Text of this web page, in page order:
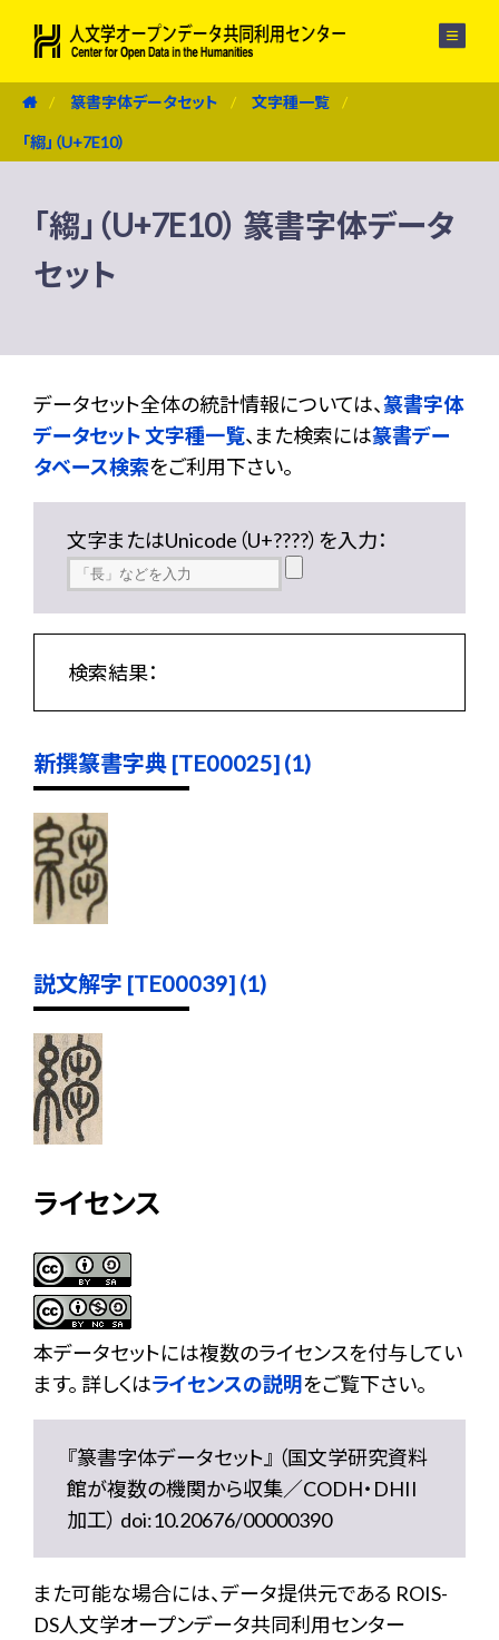
篆書字体データセット 文字種一覧
「縐」（U+7E10）
「縐」（U+7E10） 篆書字体データ
セット
データセット全体の統計情報については、篆書字体
データセット 文字種一覧、また検索には篆書デー
タベース検索をご利用下さい。
文字またはUnicode（U+????）を入力：
検索結果：
新撰篆書字典 [TE00025] (1)
説文解字 [TE00039] (1)
ライセンス
本データセットには複数のライセンスを付与してい
ます。 詳しくはライセンスの説明をご覧下さい。
『篆書字体データセット』 （国文学研究資料
館が複数の機関から収集／CODH・DHII
加工） doi:10.20676/00000390
また可能な場合には、データ提供元である ROIS-
DS人文学オープンデータ共同利用センター